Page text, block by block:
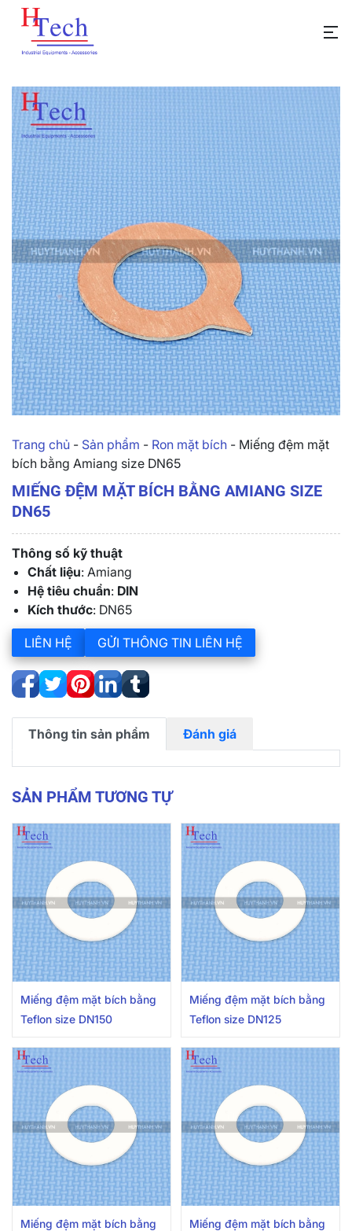
Trang chủ - Sản phẩm - Ron mặt bích - Miếng đệm mặt
bích bằng Amiang size DN65
MIẾNG ĐỆM MẶT BÍCH BẰNG AMIANG SIZE
DN65
Thông số kỹ thuật
Chất liệu: Amiang
Hệ tiêu chuẩn: DIN
Kích thước: DN65
LIÊN HỆ GỬI THÔNG TIN LIÊN HỆ
Thông tin sản phẩm Đánh giá
SẢN PHẨM TƯƠNG TỰ
Miếng đệm mặt bích bằng
Teflon size DN150
Miếng đệm mặt bích bằng
Teflon size DN125
Miếng đệm mặt bích bằng
Miếng đệm mặt bích bằng